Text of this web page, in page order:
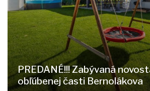
PREDANÉ!!! Zabývaná
obľúbenej časti Bernolákova